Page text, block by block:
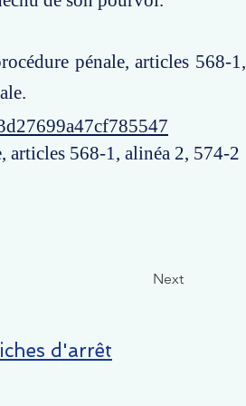
pénale, articles 568-1,
articles 568-1, alinéa 2, 574-2
Next
d'arrêt